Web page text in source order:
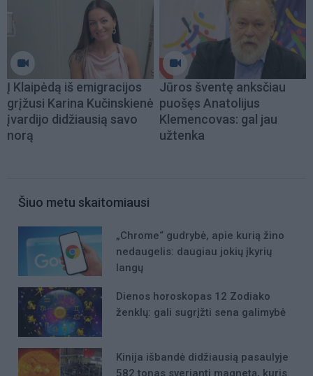
Į Klaipėdą iš emigracijos
grįžusi Karina Kučinskienė
įvardijo didžiausią savo
norą
Jūros šventę anksčiau
puošęs Anatolijus
Klemencovas: gal jau
užtenka
Šiuo metu skaitomiausi
„Chrome“ gudrybė, apie kurią žino
nedaugelis: daugiau jokių įkyrių
langų
Dienos horoskopas 12 Zodiako
ženklų: gali sugrįžti sena galimybė
Kinija išbandė didžiausią pasaulyje
582 tonas sveriantį magnetą, kuris